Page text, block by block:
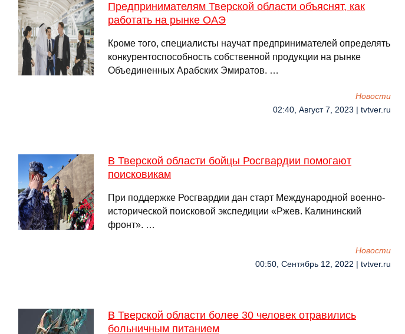
Предпринимателям Тверской области объяснят, как
работать на рынке ОАЭ
Кроме того, специалисты научат предпринимателей определять
конкурентоспособность собственной продукции на рынке
Объединенных Арабских Эмиратов. …
Новости
02:40, Август 7, 2023 | tvtver.ru
В Тверской области бойцы Росгвардии помогают
поисковикам
При поддержке Росгвардии дан старт Международной военно-
исторической поисковой экспедиции «Ржев. Калининский
фронт». …
Новости
00:50, Сентябрь 12, 2022 | tvtver.ru
В Тверской области более 30 человек отравились
больничным питанием